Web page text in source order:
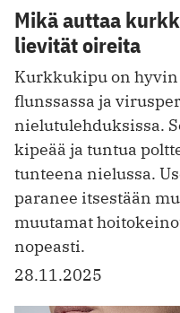
Mikä auttaa
lievität oireita
Kurkkukipu on
flunssassa ja
nielutulehduksissa.
kipeää ja tuntua
tunteena nielussa.
paranee itsestään
muutamat
nopeasti.
28.11.2025